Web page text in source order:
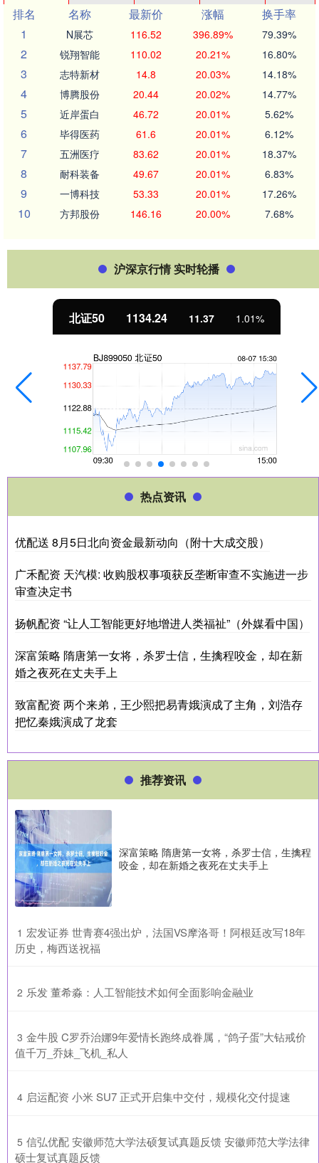
排名
名称 最新价 涨幅
换手率
1
N展芯 116.52 396.89% 79.39%
2 锐翔智能 110.02 20.21% 16.80%
3 志特新材 14.8 20.03% 14.18%
4 博腾股份 20.44 20.02% 14.77%
5 近岸蛋白 46.72 20.01% 5.62%
6 毕得医药 61.6 20.01% 6.12%
7 五洲医疗 83.62 20.01% 18.37%
8 耐科装备 49.67 20.01% 6.83%
9 一博科技 53.33 20.01% 17.26%
10 方邦股份 146.16 20.00% 7.68%
沪深京行情 实时轮播
北证50 1134.24 11.37 1.01%
热点资讯
优配送 8月5日北向资金最新动向（附十大成交股）
广禾配资 天汽模: 收购股权事项获反垄断审查不实施进一步
审查决定书
扬帆配资 “让人工智能更好地增进人类福祉”（外媒看中国）
深富策略 隋唐第一女将，杀罗士信，生擒程咬金，却在新
婚之夜死在丈夫手上
致富配资 两个来弟，王少熙把易青娥演成了主角，刘浩存
把忆秦娥演成了龙套
推荐资讯
深富策略 隋唐第一女将，杀罗士信，生擒程
咬金，却在新婚之夜死在丈夫手上
1 ​宏发证券 世青赛4强出炉，法国VS摩洛哥！阿根廷改写18年
历史，梅西送祝福
2 ​乐发 董希淼：人工智能技术如何全面影响金融业
3 ​金牛股 C罗乔治娜9年爱情长跑终成眷属，“鸽子蛋”大钻戒价
值千万_乔妹_飞机_私人
4 ​启运配资 小米 SU7 正式开启集中交付，规模化交付提速
5 ​信弘优配 安徽师范大学法硕复试真题反馈 安徽师范大学法律
硕士复试真题反馈